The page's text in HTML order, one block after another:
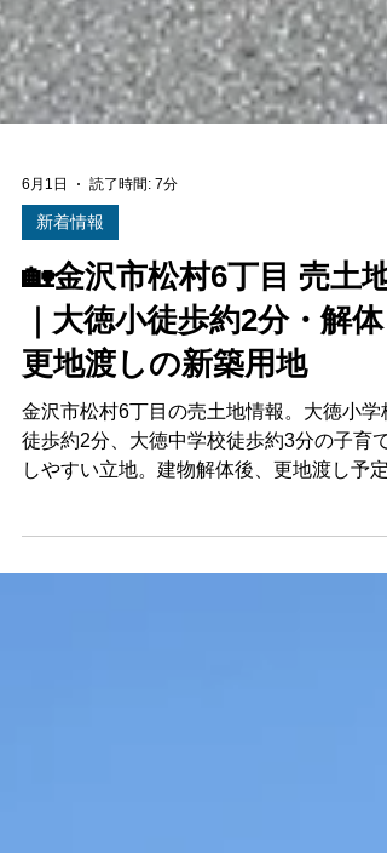
6月1日 読了時間: 7分
新着情報
🏡金沢市松村6丁目 売土地
｜大徳小徒歩約2分・解体
金沢市松村6丁目の売土地情報。大徳小学
徒歩約2分、大徳中学校徒歩約3分の子育て